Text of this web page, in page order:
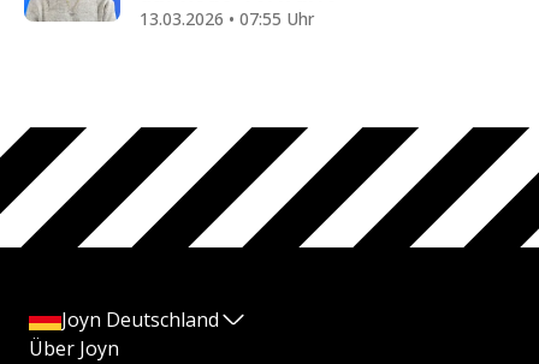
13.03.2026 • 07:55 Uhr
Joyn Deutschland
Über Joyn